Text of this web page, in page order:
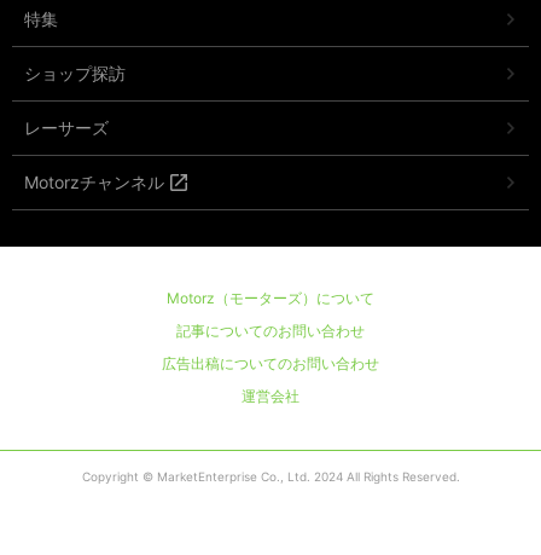
特集
ショップ探訪
レーサーズ
Motorzチャンネル
Motorz（モーターズ）について
記事についてのお問い合わせ
広告出稿についてのお問い合わせ
運営会社
Copyright © MarketEnterprise Co., Ltd. 2024 All Rights Reserved.